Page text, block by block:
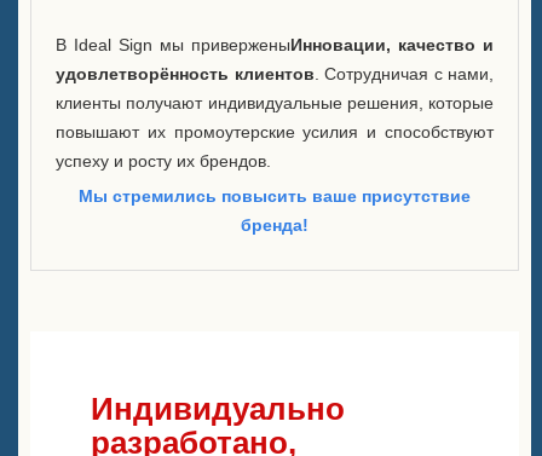
В Ideal Sign мы приверженыИнновации, качество и
удовлетворённость клиентов . Сотрудничая с нами,
клиенты получают индивидуальные решения, которые
повышают их промоутерские усилия и способствуют
успеху и росту их брендов.
Мы стремились повысить ваше присутствие
бренда!
Индивидуально
разработано,